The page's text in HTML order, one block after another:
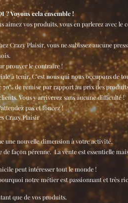
? Voyons cela ensemble !
aimez vos produits, vous en parlerez avec
Crazy Plaisir, vous ne subissez aucune
prouver le contraire !
à tenir. C’est nous qui nous occupons de
de remise par rapport au prix des
Vous y arriverez sans aucune difficulté !
pas et foncez !
Crazy Plaisir
une nouvelle dimension à votre activité.
façon pérenne. La vente est essentielle
peut intéresser tout le monde !
notre métier est passionnant et très
que de vos produits.